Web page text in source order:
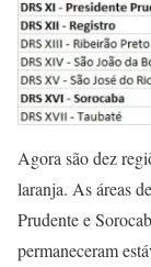
Agora são dez
laranja. As áreas
Prudente e
permaneceram